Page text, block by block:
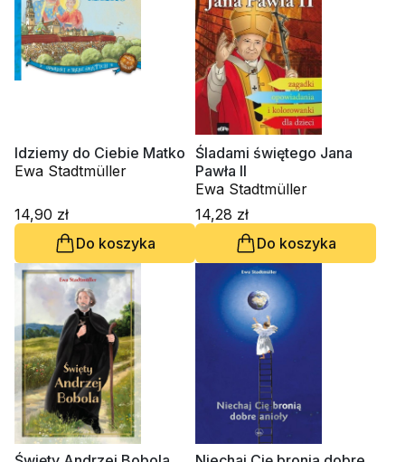
Idziemy do Ciebie Matko
Ewa Stadtmüller
14,90 zł
Do koszyka
Śladami świętego Jana
Pawła II
Ewa Stadtmüller
14,28 zł
Do koszyka